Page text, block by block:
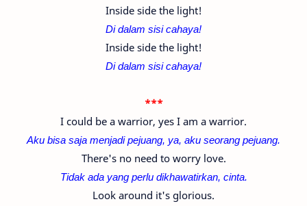
Inside side the light!
Di dalam sisi cahaya!
Inside side the light!
Di dalam sisi cahaya!
***
I could be a warrior, yes I am a warrior.
Aku bisa saja menjadi pejuang, ya, aku seorang pejuang.
There's no need to worry love.
Tidak ada yang perlu dikhawatirkan, cinta.
Look around it's glorious.